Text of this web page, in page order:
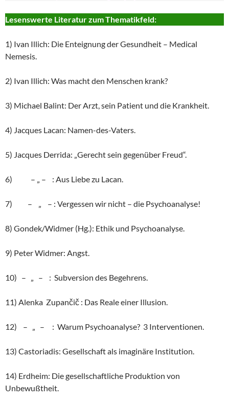
Lesenswerte Literatur zum Thematikfeld:
1) Ivan Illich: Die Enteignung der Gesundheit – Medical
Nemesis.
2) Ivan Illich: Was macht den Menschen krank?
3) Michael Balint: Der Arzt, sein Patient und die Krankheit.
4) Jacques Lacan: Namen-des-Vaters.
5) Jacques Derrida: „Gerecht sein gegenüber Freud“.
6) – „ – : Aus Liebe zu Lacan.
7) – „ – : Vergessen wir nicht – die Psychoanalyse!
8) Gondek/Widmer (Hg.): Ethik und Psychoanalyse.
9) Peter Widmer: Angst.
10) – „ – : Subversion des Begehrens.
11) Alenka Zupančič : Das Reale einer Illusion.
12) – „ – : Warum Psychoanalyse? 3 Interventionen.
13) Castoriadis: Gesellschaft als imaginäre Institution.
14) Erdheim: Die gesellschaftliche Produktion von
Unbewußtheit.